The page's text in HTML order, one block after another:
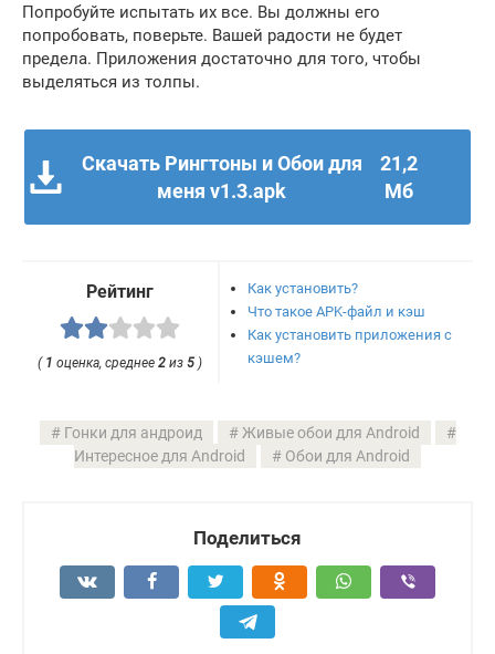
Попробуйте испытать их все. Вы должны его
попробовать, поверьте. Вашей радости не будет
предела. Приложения достаточно для того, чтобы
выделяться из толпы.
Скачать Рингтоны и Обои для
меня v1.3.apk
21,2
Мб
Рейтинг
( 1 оценка, среднее2 из5 )
Как установить?
Что такое APK-файл и кэш
Как установить приложения с
кэшем?
Гонки для андроид
Живые обои для Android
Интересное для Android
Обои для Android
Поделиться